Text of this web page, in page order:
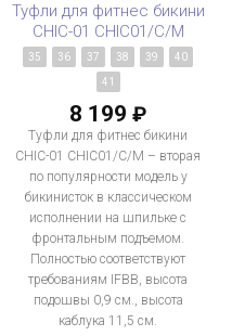
Туфли для фитнес бикини
CHIC-01 CHIC01/C/M
35 36 37 38 39 40
41
8 199 ₽
Туфли для фитнес бикини
CHIC-01 CHIC01/C/M – вторая
по популярности модель у
бикинисток в классическом
исполнении на шпильке с
фронтальным подъемом.
Полностью соответствуют
требованиям IFBB, высота
подошвы 0,9 см., высота
каблука 11,5 см.